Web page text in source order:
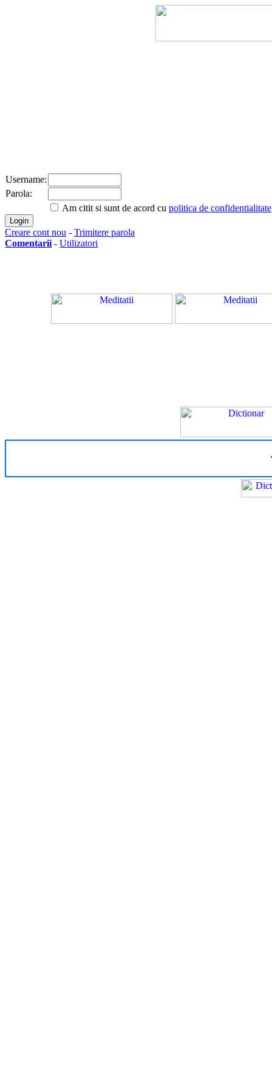
Username:
Parola:
Am citit si sunt de acord cu politica de confidentialitate
Creare cont nou - Trimitere parola
Comentarii - Utilizatori